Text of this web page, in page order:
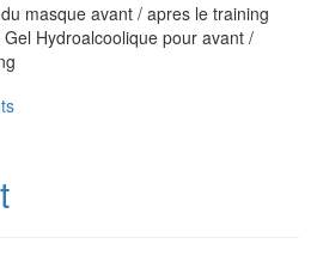
masque avant / apres le training
Hydroalcoolique pour avant /